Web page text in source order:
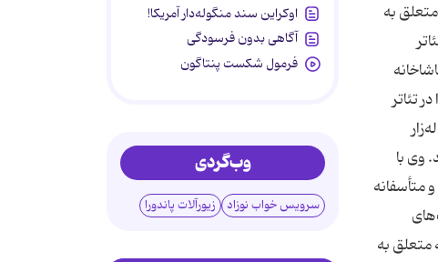
به
تئاتر
وی با
متأسفانه
متعلق به
اوکراین سند منگوله‌دار آمریکا!
آگاهی بدون فرسودگی
فرمول شکست پنتاگون
وب‌گردی
سرویس خواب نوزاد زیورآلات پاندورا